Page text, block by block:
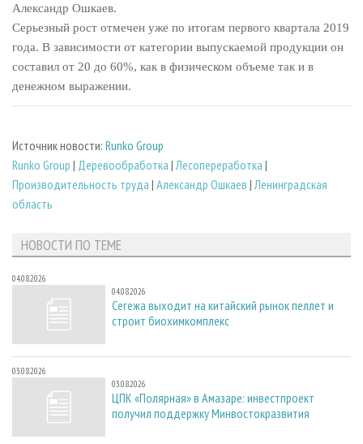
Александр Ошкаев.
Серьезный рост отмечен уже по итогам первого квартала 2019
года. В зависимости от категории выпускаемой продукции он
составил от 20 до 60%, как в физическом объеме так и в
денежном выражении.
Источник новости: Runko Group
Runko Group | Деревообработка |Лесопереработка |
Производительность труда | Александр Ошкаев |Ленинградская
область
НОВОСТИ ПО ТЕМЕ
04.08.2026
04.08.2026
Сегежа выходит на китайский рынок пеллет и
строит биохимкомплекс
03.08.2026
03.08.2026
ЦПК «Полярная» в Амазаре: инвестпроект
получил поддержку Минвостокразвития